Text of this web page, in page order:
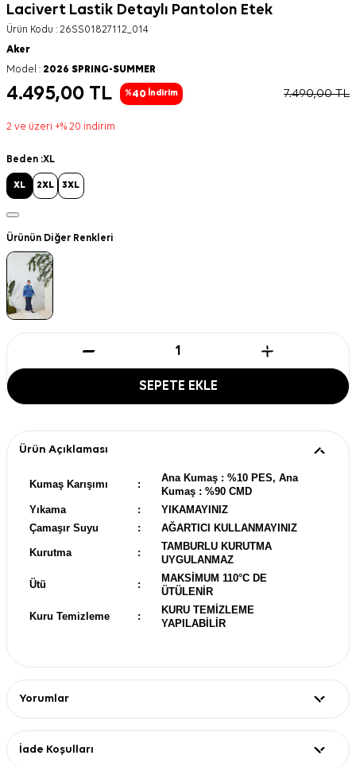
Lacivert Lastik Detaylı Pantolon Etek
Ürün Kodu : 26SS01827112_014
Aker
Model : 2026 SPRING-SUMMER
4.495,00 TL %40 İndirim 7.490,00TL
2 ve üzeri +% 20 indirim
Beden :XL
XL 2XL 3XL
Ürünün Diğer Renkleri
SEPETE EKLE
Ürün Açıklaması
Kumaş Karışımı :
Ana Kumaş : %10 PES, Ana
Kumaş : %90 CMD
Yıkama
:
YIKAMAYINIZ
Çamaşır Suyu
: AĞARTICI KULLANMAYINIZ
Kurutma :
TAMBURLU KURUTMA
UYGULANMAZ
Ütü :
MAKSİMUM 110°C DE
ÜTÜLENİR
Kuru Temizleme :
KURU TEMİZLEME
YAPILABİLİR
Yorumlar
İade Koşulları